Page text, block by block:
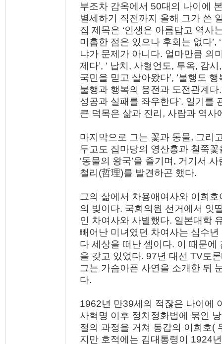
부조차 감옥에서 50대의 나이에
별세하기 직전까지 올해 그가 쓴
집 제목은 ‘인생은 아름답고 역사
미흡한 점은 있으나 후회는 없다’,
냐가 문제가 아니다. 얼마만큼 의
제다’, ‘ 납치, 사형언도, 투옥, 감
국민을 믿고 살아왔다’, ‘불행도
불행과 행복의 응전과 도전관계
성공과 실패를 좌우한다’. 일기를
큰 덕목은 삶과 진리, 사람과 역사
마지막으로 그는 꽃과 동물, 그리
두고도 집마당의 영산홍과 철쭉
‘동물의 왕국’을 즐기며, 거기서
철리(哲理)를 발견하곤 했다.
그의 삶에서 차용애여사와 이희
의 빚이다. 국회의원 선거에서 잇
인 차여사와 사별했다. 일본대학
빼어난 미녀였던 차여사는 십수
다 세상을 떠난 셈이다. 이 때문
을 갖고 있었다. 97년 대선 TV토
그는 가슴아픈 사연을 소개한 뒤
다.
1962년 만39세의 적잖은 나이에
사혁명 이후 정치정화법에 묶인
절의 과정을 거쳐 동갑의 이희호(
지만 호적에는 김대통령이 1924